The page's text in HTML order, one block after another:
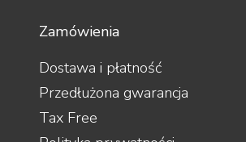
Zamówienia
Dostawa i płatność
Przedłużona gwarancja
Tax Free